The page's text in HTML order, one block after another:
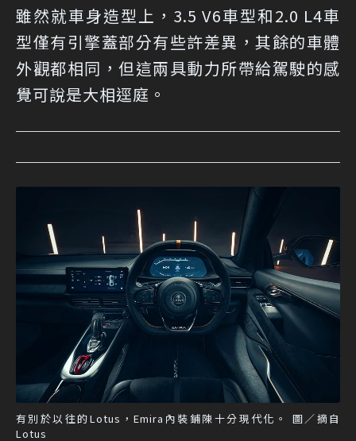
雖然就車身造型上，3.5 V6車型和2.0 L4車
型僅有引擎蓋部分有些許差異，其餘的車體
外觀都相同，但這兩具動力所帶給駕駛的感
覺可說是大相逕庭。
有別於以往的Lotus，Emira內裝鋪陳十分現代化。 圖／摘自
Lotus